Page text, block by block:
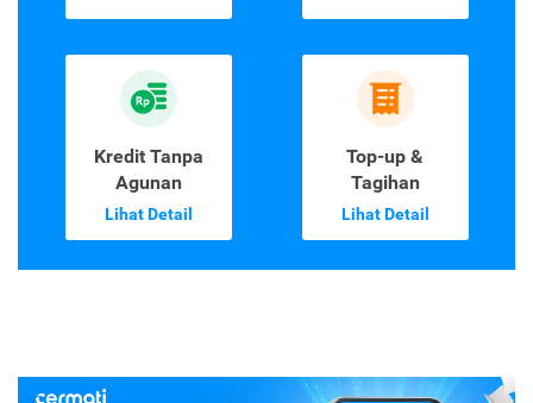
Kredit Tanpa
Agunan
Lihat Detail
Top-up &
Tagihan
Lihat Detail